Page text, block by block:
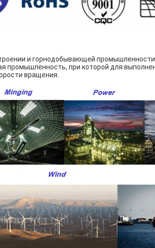
и горнодобывающей
промышленность, при которой для
вращения.